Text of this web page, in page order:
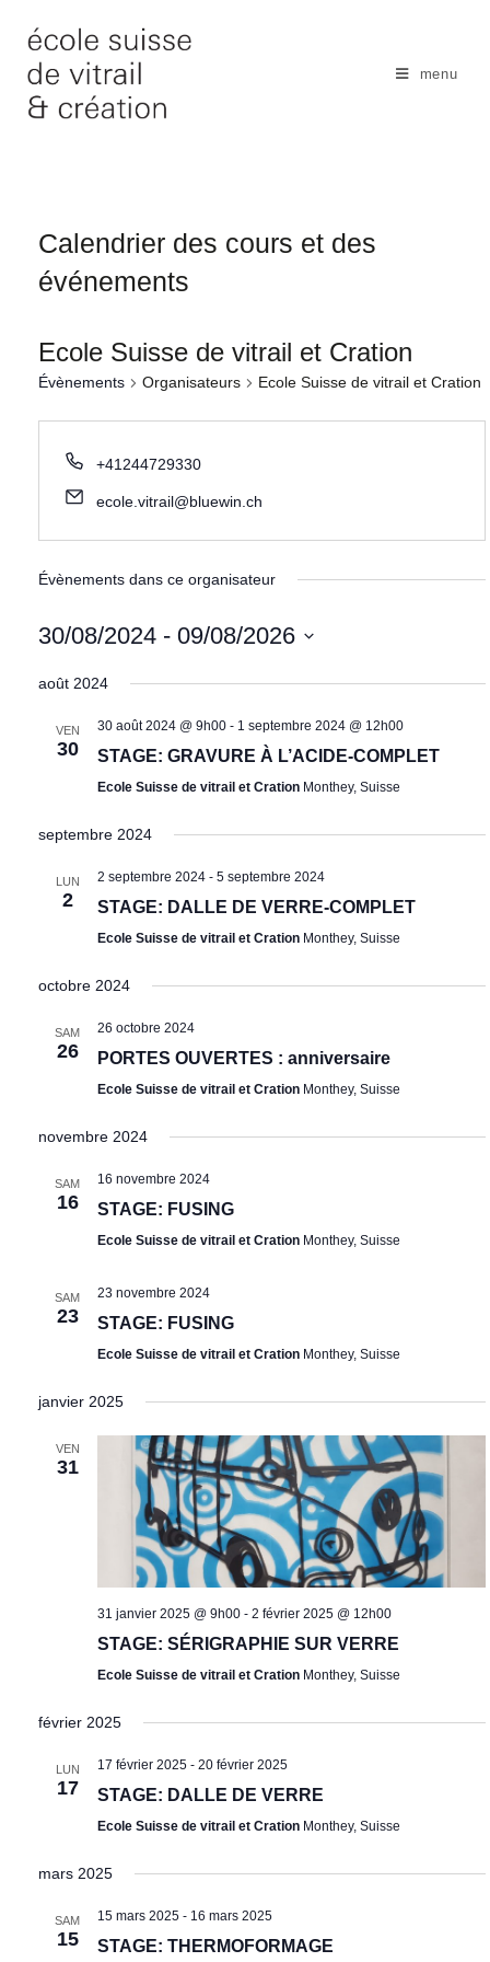
content
menu
Calendrier des cours et des
événements
Ecole Suisse de vitrail et Cration
Évènements Organisateurs Ecole Suisse de vitrail et Cration
+41244729330
ecole.vitrail@bluewin.ch
Évènements dans ce organisateur
30/08/2024 - 09/08/2026
août 2024
VEN
30
30 août 2024 @ 9h00- 1 septembre 2024 @ 12h00
STAGE: GRAVURE À L’ACIDE-COMPLET
Ecole Suisse de vitrail et Cration Monthey, Suisse
septembre 2024
LUN
2
2 septembre 2024- 5 septembre 2024
STAGE: DALLE DE VERRE-COMPLET
Ecole Suisse de vitrail et Cration Monthey, Suisse
octobre 2024
SAM
26
26 octobre 2024
PORTES OUVERTES : anniversaire
Ecole Suisse de vitrail et Cration Monthey, Suisse
novembre 2024
SAM
16
16 novembre 2024
STAGE: FUSING
Ecole Suisse de vitrail et Cration Monthey, Suisse
SAM
23
23 novembre 2024
STAGE: FUSING
Ecole Suisse de vitrail et Cration Monthey, Suisse
janvier 2025
VEN
31
31 janvier 2025 @ 9h00- 2 février 2025 @ 12h00
STAGE: SÉRIGRAPHIE SUR VERRE
Ecole Suisse de vitrail et Cration Monthey, Suisse
février 2025
LUN
17
17 février 2025- 20 février 2025
STAGE: DALLE DE VERRE
Ecole Suisse de vitrail et Cration Monthey, Suisse
mars 2025
SAM
15
15 mars 2025- 16 mars 2025
STAGE: THERMOFORMAGE